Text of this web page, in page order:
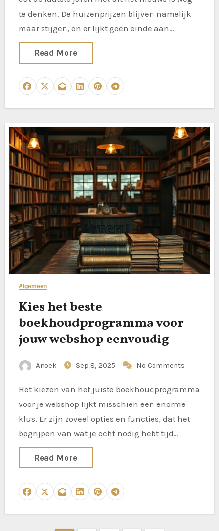
te denken. De huizenprijzen blijven namelijk
maar stijgen, en er lijkt geen einde aan…
Read More
Algemeen
Kies het beste
boekhoudprogramma voor
jouw webshop eenvoudig
Anoek Sep 8, 2025 No Comments
Het kiezen van het juiste boekhoudprogramma
voor je webshop lijkt misschien een enorme
klus. Er zijn zoveel opties en functies, dat het
begrijpen van wat je echt nodig hebt tijd…
Read More